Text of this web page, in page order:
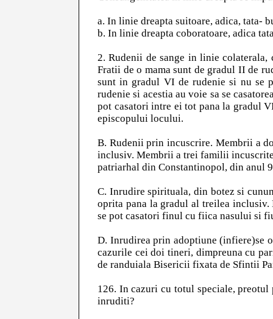
a. In linie dreapta suitoare, adica, tata-
b. In linie dreapta coboratoare, adica
2. Rudenii de sange in linie colaterala,
Fratii de o mama sunt de gradul II de
sunt in gradul VI de rudenie si nu
rudenie si acestia au voie sa se
pot casatori intre ei tot pana la gradul
episcopului locului.
B. Rudenii prin incuscrire. Membrii a
inclusiv. Membrii a trei familii
patriarhal din Constantinopol, din anul
C. Inrudire spirituala, din botez si
oprita pana la gradul al treilea
se pot casatori finul cu fiica nasului si
D. Inrudirea prin adoptiune (infiere)se
cazurile cei doi tineri, dimpreuna cu
de randuiala Bisericii fixata de Sfintii
126. In cazuri cu totul speciale, preotul
inruditi?